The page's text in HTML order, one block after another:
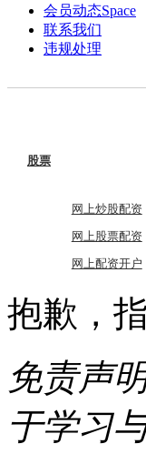
会员动态Space
联系我们
违规处理
股票
网上炒股配资
网上股票配资
网上配资开户
抱歉，
免责声
于学习